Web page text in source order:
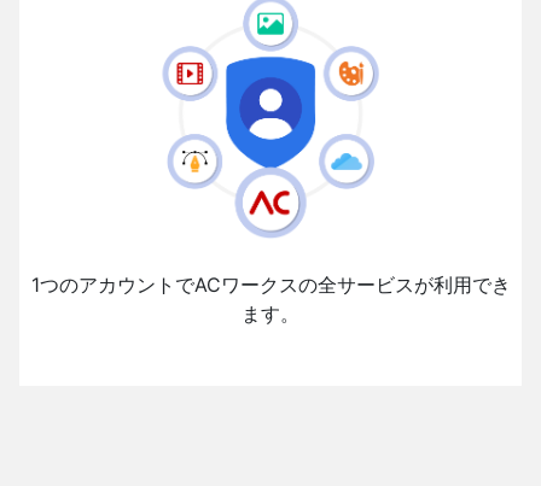
1つのアカウントでACワークスの全サービスが利用でき
ます。